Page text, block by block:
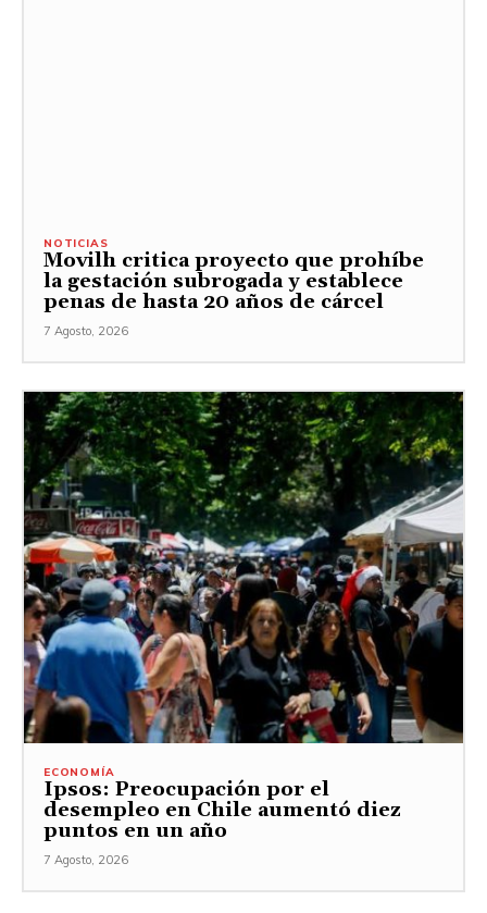
NOTICIAS
Movilh critica proyecto que prohíbe
la gestación subrogada y establece
penas de hasta 20 años de cárcel
7 Agosto, 2026
ECONOMÍA
Ipsos: Preocupación por el
desempleo en Chile aumentó diez
puntos en un año
7 Agosto, 2026